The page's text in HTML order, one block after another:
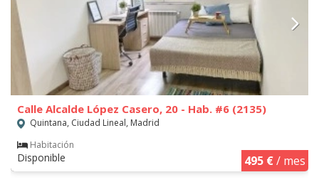
Calle Alcalde López Casero, 20 - Hab. #6 (2135)
Quintana, Ciudad Lineal, Madrid
Habitación
Disponible 495 €/ mes